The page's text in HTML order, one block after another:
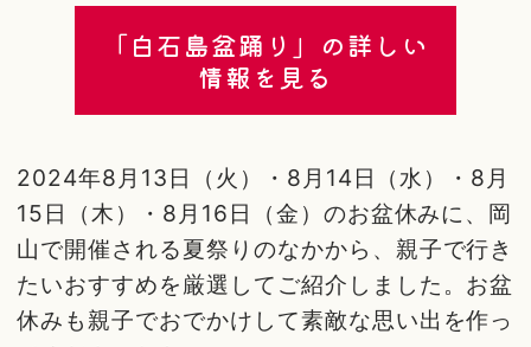
「白石島盆踊り」の詳しい
情報を見る
2024年8月13日（火）・8月14日（水）・8月
15日（木）・8月16日（金）のお盆休みに、岡
山で開催される夏祭りのなかから、親子で行き
たいおすすめを厳選してご紹介しました。お盆
休みも親子でおでかけして素敵な思い出を作っ